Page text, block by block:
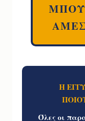
Η
Όλες οι